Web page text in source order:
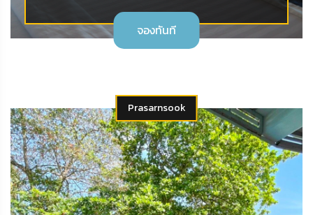
จองทันที
Prasarnsook